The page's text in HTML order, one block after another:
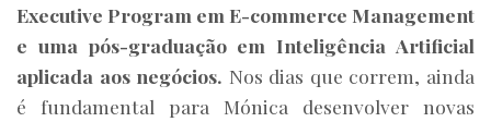
Executive Program em E-commerce Management
e uma pós-graduação em Inteligência Artificial
aplicada aos negócios. Nos dias que correm, ainda
é fundamental para Mónica desenvolver novas